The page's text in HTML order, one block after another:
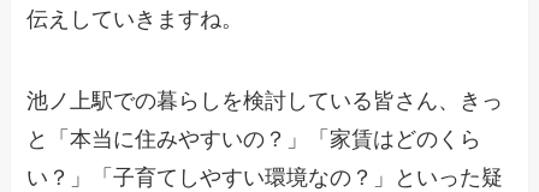
伝えしていきますね。
池ノ上駅での暮らしを検討している皆さん、きっ
と「本当に住みやすいの？」「家賃はどのくら
い？」「子育てしやすい環境なの？」といった疑